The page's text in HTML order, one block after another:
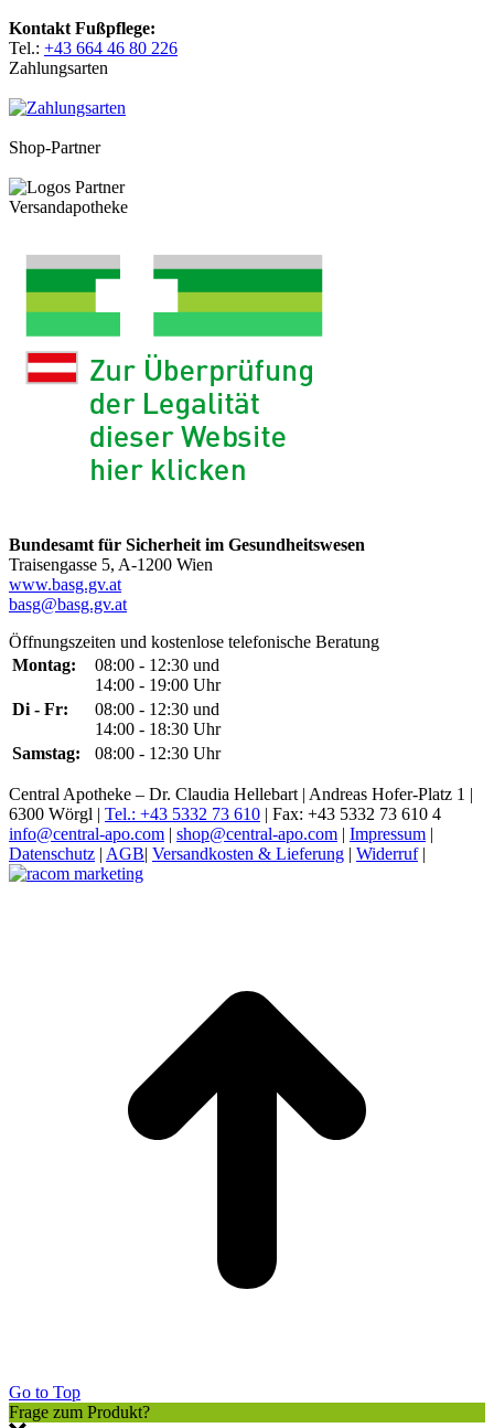
Kontakt Fußpflege:
Tel.: +43 664 46 80 226
Zahlungsarten
Shop-Partner
Versandapotheke
Bundesamt für Sicherheit im Gesundheitswesen
Traisengasse 5, A-1200 Wien
www.basg.gv.at
basg@basg.gv.at
Öffnungszeiten und kostenlose telefonische Beratung
Montag:
08:00 - 12:30 und
14:00 - 19:00 Uhr
Di - Fr:
08:00 - 12:30 und
14:00 - 18:30 Uhr
Samstag:
08:00 - 12:30 Uhr
Central Apotheke – Dr. Claudia Hellebart | Andreas Hofer-Platz 1 |
6300 Wörgl | Tel.: +43 5332 73 610 | Fax: +43 5332 73 610 4
info@central-apo.com
shop@central-apo.com Impressum
Datenschutz AGB Versandkosten & Lieferung Widerruf|
Go to Top
Frage zum Produkt?